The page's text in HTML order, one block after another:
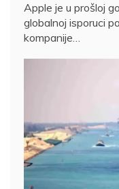
Apple je u prošloj
globalnoj isporuci
kompanije…